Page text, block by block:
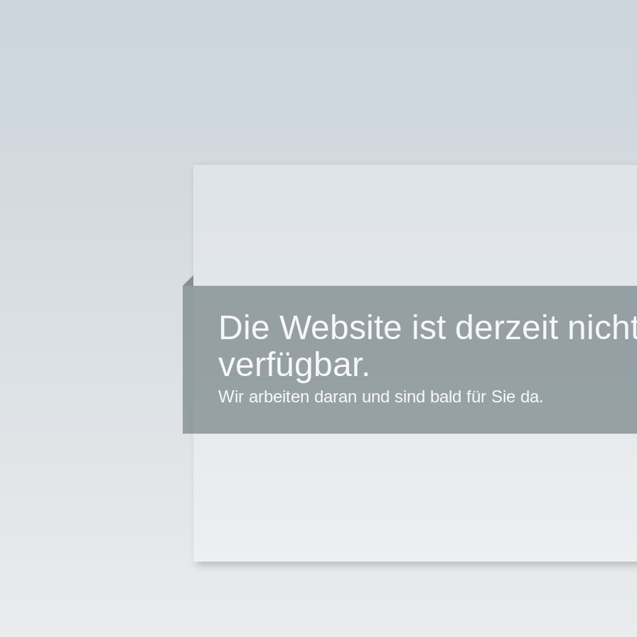
Die Website ist derzeit
verfügbar.
Wir arbeiten daran und sind bald für Sie da.